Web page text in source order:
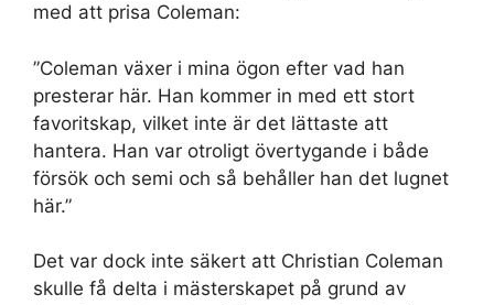
med att prisa Coleman:
”Coleman växer i mina ögon efter vad han
presterar här. Han kommer in med ett stort
favoritskap, vilket inte är det lättaste att
hantera. Han var otroligt övertygande i både
försök och semi och så behåller han det lugnet
här.”
Det var dock inte säkert att Christian Coleman
skulle få delta i mästerskapet på grund av